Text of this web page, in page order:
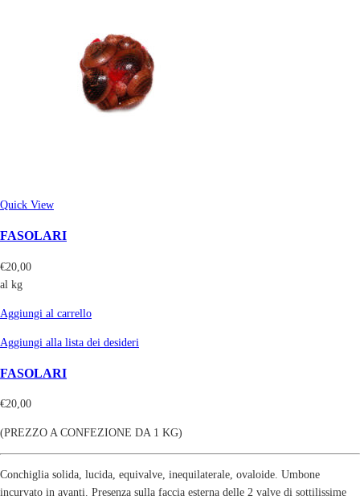
Quick View
FASOLARI
€20,00
al kg
Aggiungi al carrello
Aggiungi alla lista dei desideri
FASOLARI
€20,00
(PREZZO A CONFEZIONE DA 1 KG)
Conchiglia solida, lucida, equivalve, inequilaterale, ovaloide. Umbone
incurvato in avanti. Presenza sulla faccia esterna delle 2 valve di sottilissime